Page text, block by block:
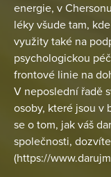
energie, v
léky všude tam,
využity také na
psychologickou
frontové linie na
V neposlední řadě
osoby, které jsou v
se o tom, jak váš
společnosti,
(https://